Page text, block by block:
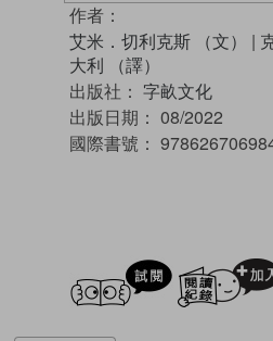
作者：
艾米．切利克斯 （文）
|
大利 （譯）
出版社： 字畝文化
出版日期： 08/2022
國際書號：
試閲